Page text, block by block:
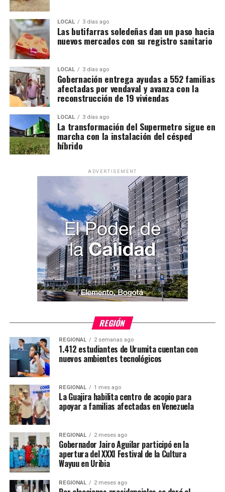
LOCAL 3 días ago
Las butifarras soledeñas dan un paso hacia
nuevos mercados con su registro sanitario
LOCAL 3 días ago
Gobernación entrega ayudas a 552 familias
afectadas por vendaval y avanza con la
reconstrucción de 19 viviendas
LOCAL 3 días ago
La transformación del Supermetro sigue en
marcha con la instalación del césped
híbrido
ADVERTISEMENT
REGIÓN
REGIONAL 2 semanas ago
1.412 estudiantes de Urumita cuentan con
nuevos ambientes tecnológicos
REGIONAL 1 mes ago
La Guajira habilita centro de acopio para
apoyar a familias afectadas en Venezuela
REGIONAL 2 meses ago
Gobernador Jairo Aguilar participó en la
apertura del XXXI Festival de la Cultura
Wayuu en Uribia
REGIONAL 2 meses ago